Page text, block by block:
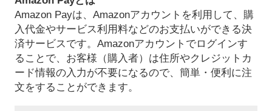
Amazon Payは、Amazonアカウントを利用して、購
入代金やサービス利用料などのお支払いができる決
済サービスです。Amazonアカウントでログインす
ることで、お客様（購入者）は住所やクレジットカ
ード情報の入力が不要になるので、簡単・便利に注
文をすることができます。